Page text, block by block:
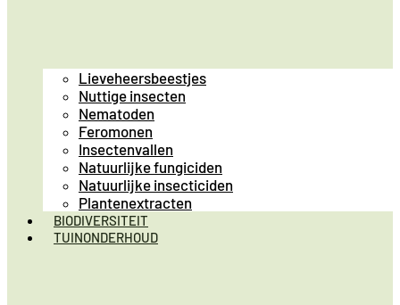
Lieveheersbeestjes
Nuttige insecten
Nematoden
Feromonen
Insectenvallen
Natuurlijke fungiciden
Natuurlijke insecticiden
Plantenextracten
BIODIVERSITEIT
TUINONDERHOUD